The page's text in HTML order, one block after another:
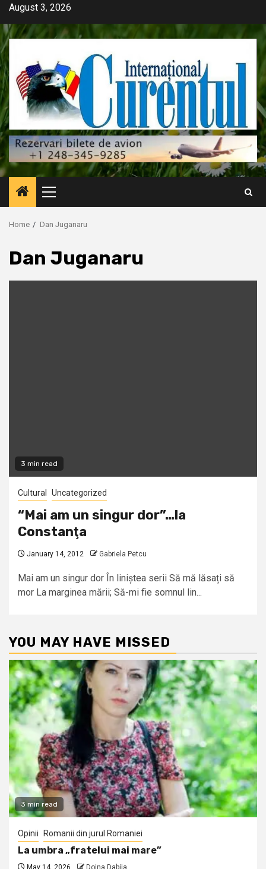
Skip
content
August 3, 2026
Primary
Menu
Home Dan Juganaru
Dan Juganaru
3 min read
Cultural Uncategorized
“Mai am un singur dor”…la
Constanţa
January 14, 2012 Gabriela Petcu
Mai am un singur dor În liniștea serii Să mă lăsați să
mor La marginea mării; Să-mi fie somnul lin...
YOU MAY HAVE MISSED
3 min read
Opinii Romanii din jurul Romaniei
La umbra „fratelui mai mare”